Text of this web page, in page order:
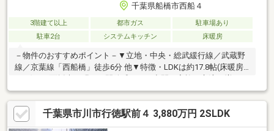
千葉県船橋市西船４
3階建て以上 都市ガス
駐車場あり
駐車2台
システムキッチン 床暖房
－物件のおすすめポイント－▼立地・中央・総武緩行線／武蔵野
線／京葉線「西船橋」徒歩6分 他▼特徴・LDKは約17.8帖(床暖房
あり)、三面採光で明るく開放感のある空間・家族の交流が増える
リビング階段・お掃除がしやすい全居室フローリング仕様・パン
トリー等、各居室に収納を設置・南東向きバルコニー・カースペ
ース2台分有(車種による)▼設備・床暖房(LD)・対面式キッチン・
トイレ2箇所・自動シャッター付（1～3階）・インターホン子機
千葉県市川市行徳駅前４ 3,880万円 2SLDK